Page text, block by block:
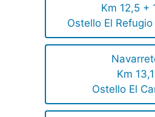
Km 12,5 +
Ostello El
Km 13,1
Ostello El